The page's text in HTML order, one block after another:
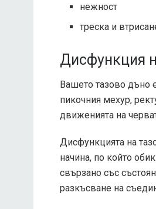
нежност
треска и
Дисфункция
Вашето тазово дъно
пикочния мехур,
движенията на
Дисфункцията на
начина, по който
свързано със
разкъсване на